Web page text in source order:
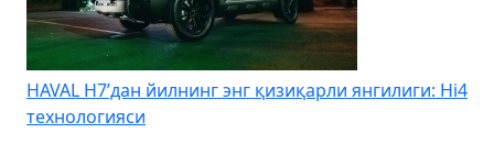
HAVAL H7’дан йилнинг энг қизиқарли янгилиги: Hi4
технологияси